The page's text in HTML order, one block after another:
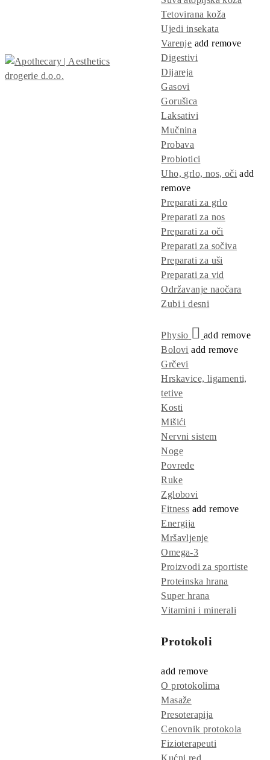
Tetovirana koža
Ujedi insekata
Varenje addremove
Digestivi
Dijareja
Gasovi
Gorušica
Laksativi
Mučnina
Probava
Probiotici
Uho, grlo, nos, oči add
remove
Preparati za grlo
Preparati za nos
Preparati za oči
Preparati za sočiva
Preparati za uši
Preparati za vid
Održavanje naočara
Zubi i desni
Physio add remove
Bolovi add remove
Grčevi
Hrskavice, ligamenti,
tetive
Kosti
Mišići
Nervni sistem
Noge
Povrede
Ruke
Zglobovi
Fitness addremove
Energija
Mršavljenje
Omega-3
Proizvodi za sportiste
Proteinska hrana
Super hrana
Vitamini i minerali
Protokoli
addremove
O protokolima
Masaže
Presoterapija
Cenovnik protokola
Fizioterapeuti